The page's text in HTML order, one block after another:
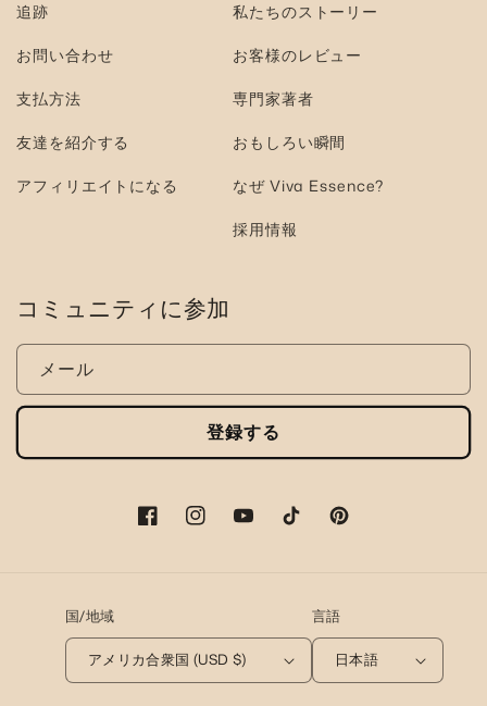
追跡
お問い合わせ
支払方法
友達を紹介する
アフィリエイトになる
私たちのストーリー
お客様のレビュー
専門家著者
おもしろい瞬間
なぜ Viva Essence?
採用情報
コミュニティに参加
メール
登録する
フ
ッ
ク
イ
ラ
ム
ユ
ブ
テ
ッ
ク
ピ
ス
ト
国/地域
アメリカ合衆国 (USD $)
言語
日本語